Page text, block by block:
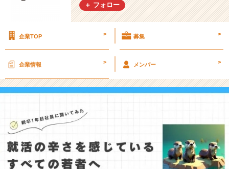
ュ
の
を
感
て
す
＋ フォロー
企業TOP > 募集 >
企業情報 > メンバー >